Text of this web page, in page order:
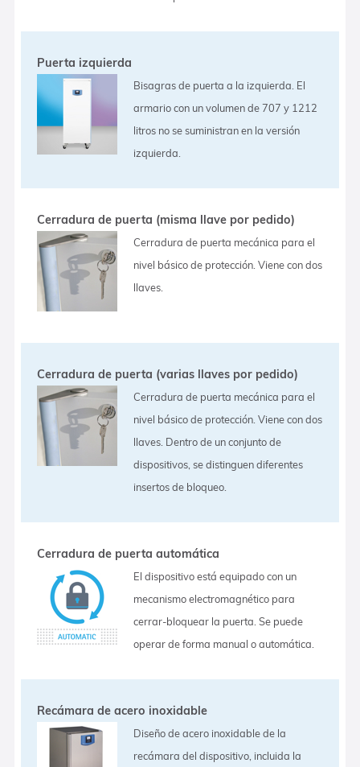
Puerta izquierda
Bisagras de puerta a la izquierda. El
armario con un volumen de 707 y 1212
litros no se suministran en la versión
izquierda.
Cerradura de puerta (misma llave por pedido)
Cerradura de puerta mecánica para el
nivel básico de protección. Viene con dos
llaves.
Cerradura de puerta (varias llaves por pedido)
Cerradura de puerta mecánica para el
nivel básico de protección. Viene con dos
llaves. Dentro de un conjunto de
dispositivos, se distinguen diferentes
insertos de bloqueo.
Cerradura de puerta automática
El dispositivo está equipado con un
mecanismo electromagnético para
cerrar-bloquear la puerta. Se puede
operar de forma manual o automática.
Recámara de acero inoxidable
Diseño de acero inoxidable de la
recámara del dispositivo, incluida la